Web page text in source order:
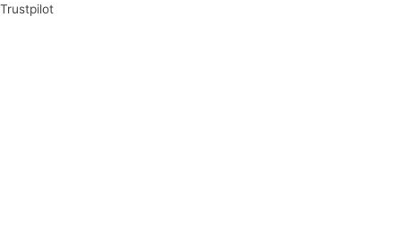
Trustpilot